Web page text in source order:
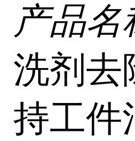
产品名
洗剂去
持工件